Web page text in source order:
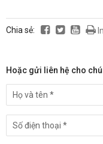
Chia sẻ:
Hoặc gửi liên hệ cho